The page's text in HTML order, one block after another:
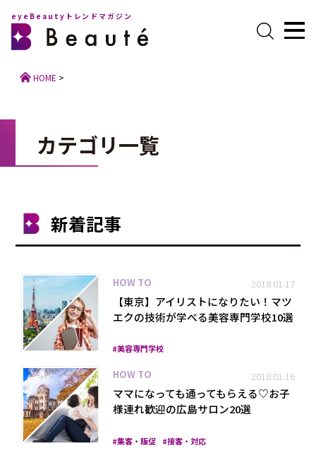
プライバシーポリシー
eyeBeautyトレンドマガジン
HOME >
カテゴリ一覧
新着記事
HOW TO 2018.01.17
【東京】アイリストになりたい！マツ
エクの技術が学べる美容専門学校10選
美容専門学校
HOW TO 2018.01.16
ママになっても通ってもらえる♡お子
様連れ歓迎の広島サロン20選
集客・販促 接客・対応